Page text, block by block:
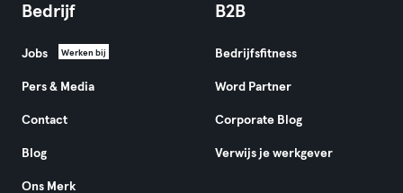
Bedrijf
Jobs Werken bij
Pers & Media
Contact
Blog
Ons Merk
B2B
Bedrijfsfitness
Word Partner
Corporate Blog
Verwijs je werkgever